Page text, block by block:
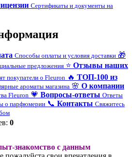
Сертификаты и документы на
Способы оплаты и условия доставки 🎁
предложения ⭐ Отзывы наших
покупатели о Fleuron 🔥 ТОП-100 из
ароматы магазина 🌸 О компании
Fleuron 💗 Вопросы-ответы Ответы
о парфюмерии 📞 Контакты Свяжитесь
: 0
знакомство с данным